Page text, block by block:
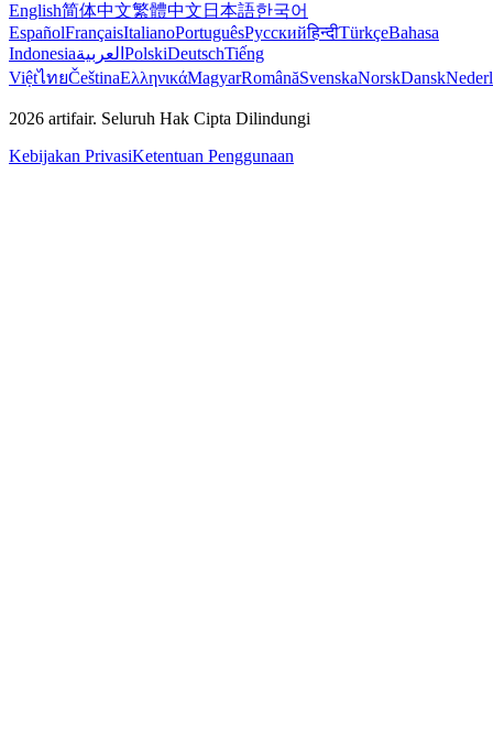
English简体中文繁體中文 日本語한국어
EspañolFrançaisItalianoPortuguêsРусскийहिन्दीTürkçeBahasa
Indonesiaالعربية PolskiDeutschTiếng
ViệtไทยČeštinaΕλληνικάMagyarRomânăSvenskaNorskDansk
2026 artifair. Seluruh Hak Cipta Dilindungi
Kebijakan PrivasiKetentuan Penggunaan